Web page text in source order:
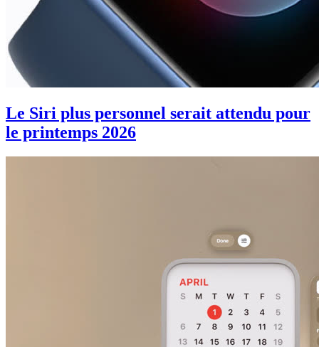
Le Siri plus personnel serait attendu pour
le printemps 2026